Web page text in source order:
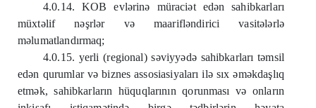
4.0.14. KOB evlərinə müraciət edən sahibkarları
müxtəlif nəşrlər vəmaarifləndirici vasitələrlə
məlumatlandırmaq;
4.0.15. yerli (regional) səviyyədəsahibkarları təmsil
edən qurumlar və biznes assosiasiyaları iləsıxəməkdaşlıq
etmək, sahibkarların hüquqlarının qorunması və onların